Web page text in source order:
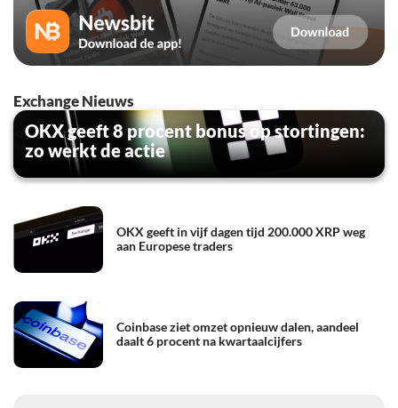
Exchange Nieuws
OKX geeft 8 procent bonus op stortingen:
zo werkt de actie
OKX geeft in vijf dagen tijd 200.000 XRP weg
aan Europese traders
Coinbase ziet omzet opnieuw dalen, aandeel
daalt 6 procent na kwartaalcijfers